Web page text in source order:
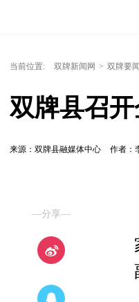
当前位置: 双牌新闻网 > 双牌要闻
双牌县召
来源：双牌县融媒体中心 作者：
—分享—